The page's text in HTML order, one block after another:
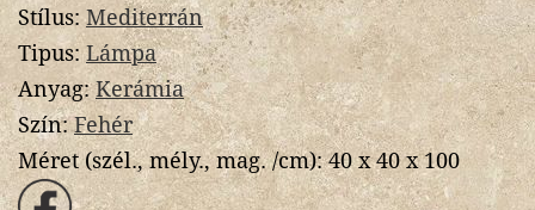
Stílus:Mediterrán
Tipus:Lámpa
Anyag:Kerámia
Szín:Fehér
Méret (szél., mély., mag. /cm):40 x 40 x 100